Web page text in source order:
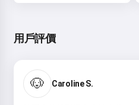
用戶評價
🐶 Caroline S.